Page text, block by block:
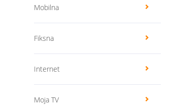
Mobilna
Fiksna
Internet
Moja TV